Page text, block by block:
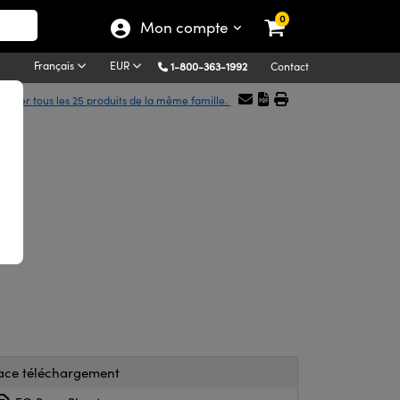
Mon compte 0
Français EUR 1-800-363-1992 Contact
tous les 25 produits de la même famille.
téléchargement